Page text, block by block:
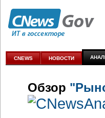
Заоблачная оптимизация: как
аналитике
CNEWS НОВОСТИ
Обзор